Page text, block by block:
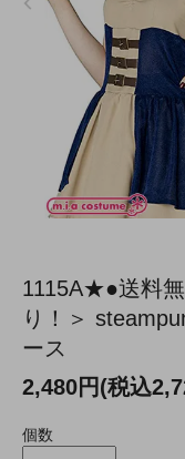
1115A★●送料
り！＞
ース
2,480円(税込
個数